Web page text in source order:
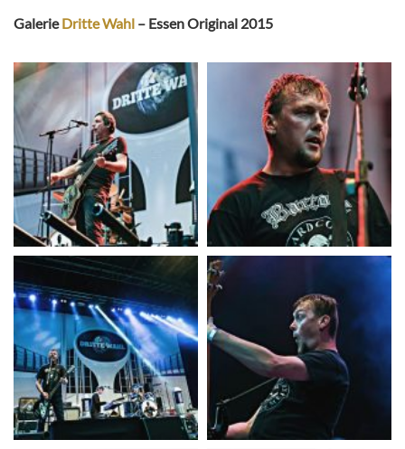
GalerieDritte Wahl – Essen Original 2015